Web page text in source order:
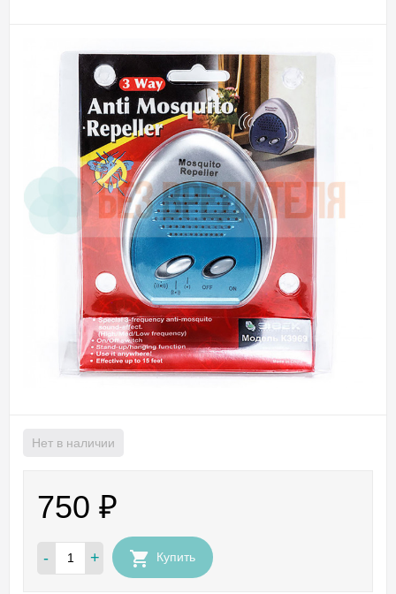
Нет в наличии
750 ₽
- + Купить